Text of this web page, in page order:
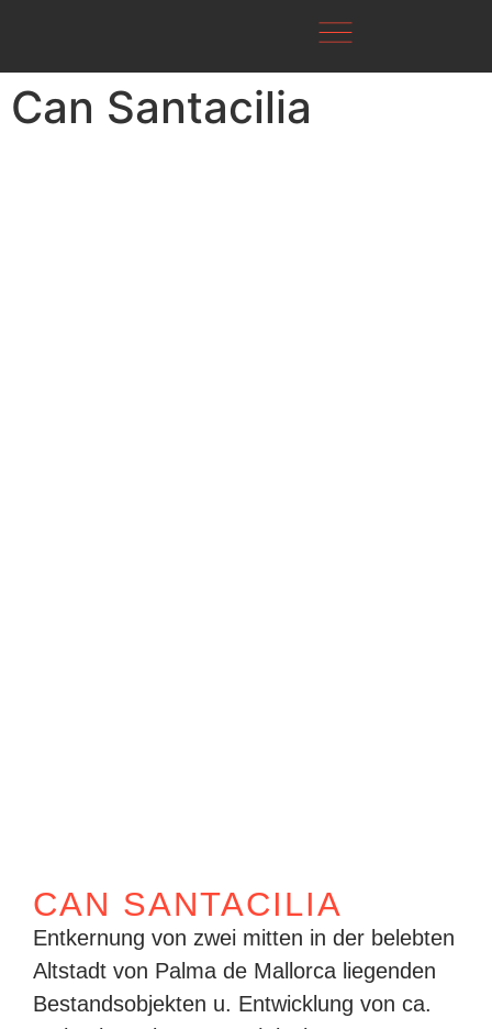
Can Santacilia
CAN SANTACILIA
Entkernung von zwei mitten in der belebten
Altstadt von Palma de Mallorca liegenden
Bestandsobjekten u. Entwicklung von ca.